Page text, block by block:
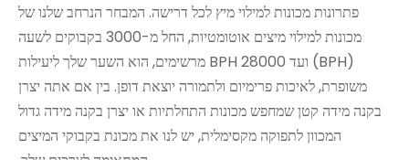
פתרונות מכונות למילוי מיץ לכל דרישה. המבחר הנרחב שלנו של
מכונות למילוי מיצים אוטומטיות, החל מ-3000 בקבוקים לשעה
(BPH) ועד 28000 BPH מרשימים, הוא השער שלך ליעילות
משופרת, לאיכות פרימיום ולתמורה יוצאת דופן. בין אם אתה יצרן
בקנה מידה קטן שמחפש מכונות התחלתיות או יצרן בקנה מידה גדול
המכוון לתפוקה מקסימלית, יש לנו את מכונת בקבוקי המיצים